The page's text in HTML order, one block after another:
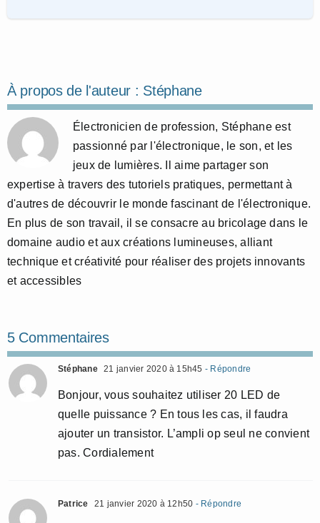
À propos de l'auteur : Stéphane
Électronicien de profession, Stéphane est
passionné par l'électronique, le son, et les
jeux de lumières. Il aime partager son
expertise à travers des tutoriels pratiques, permettant à
d'autres de découvrir le monde fascinant de l'électronique.
En plus de son travail, il se consacre au bricolage dans le
domaine audio et aux créations lumineuses, alliant
technique et créativité pour réaliser des projets innovants
et accessibles
5 Commentaires
Stéphane 21 janvier 2020 à 15h45 - Répondre
Bonjour, vous souhaitez utiliser 20 LED de
quelle puissance ? En tous les cas, il faudra
ajouter un transistor. L’ampli op seul ne convient
pas. Cordialement
Patrice 21 janvier 2020 à 12h50 - Répondre